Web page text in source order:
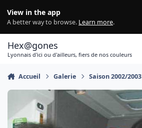
View in the app
A better way to browse. Learn more.
Hex@gones
Lyonnais d'ici ou d'ailleurs, fiers de nos couleurs
Accueil Galerie Saison 2002/2003